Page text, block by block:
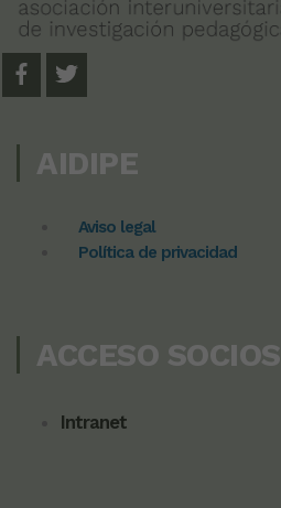
AIDIPE
Aviso legal
Política de privacidad
ACCESO SOCIOS
Intranet